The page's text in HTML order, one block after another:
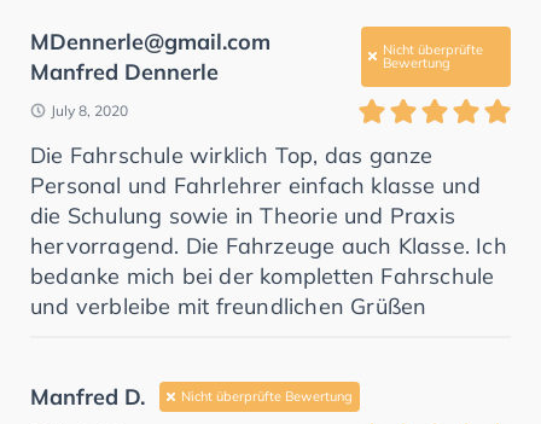
MDennerle@gmail.com
Manfred Dennerle
Nicht überprüfte
Bewertung
July 8, 2020
Die Fahrschule wirklich Top, das ganze
Personal und Fahrlehrer einfach klasse und
die Schulung sowie in Theorie und Praxis
hervorragend. Die Fahrzeuge auch Klasse. Ich
bedanke mich bei der kompletten Fahrschule
und verbleibe mit freundlichen Grüßen
Manfred D. Nicht überprüfte Bewertung